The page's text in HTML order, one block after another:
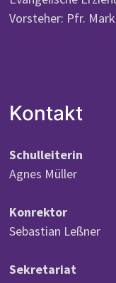
Vorsteher: Pfr.
Kontakt
Schulleiterin
Agnes Müller
Konrektor
Sebastian Leßner
Sekretariat